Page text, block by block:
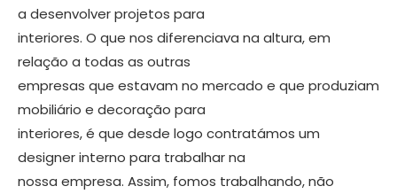
a desenvolver projetos para
interiores. O que nos diferenciava na altura, em
relação a to­das as outras
empresas que estavam no mercado e que produziam
mobiliário e decoração para
interiores, é que desde logo contratámos um
designer interno para trabalhar na
nossa empresa. As­sim, fomos trabalhando, não